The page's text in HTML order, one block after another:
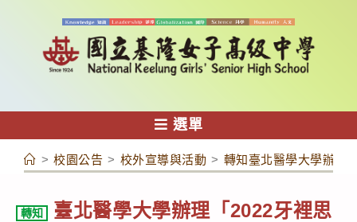
容
選單
> 校園公告 > 校外宣導與活動 > 轉知臺北醫學大學辦理
轉知
臺北醫學大學辦理「2022牙裡思